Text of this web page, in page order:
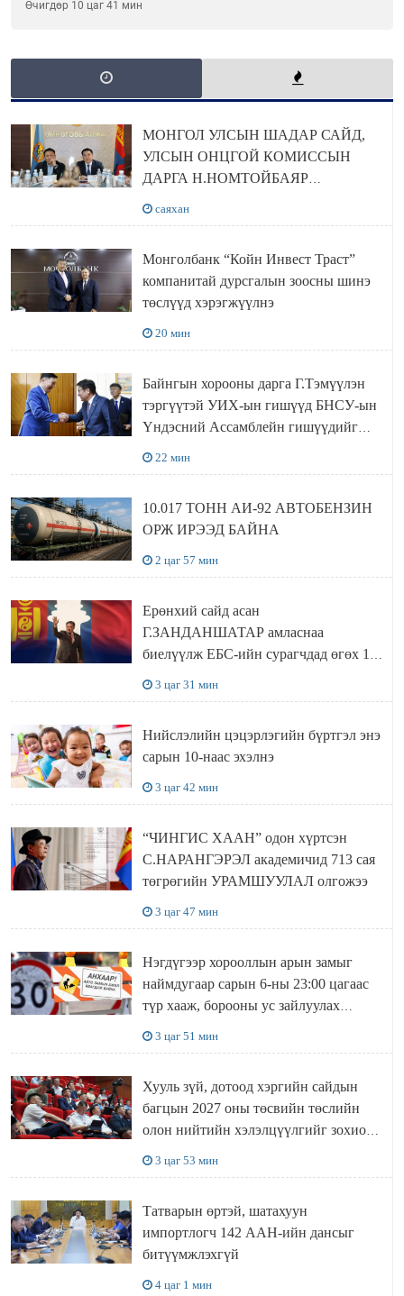
Өчигдөр 10 цаг 41 мин
МОНГОЛ УЛСЫН ШАДАР САЙД,
УЛСЫН ОНЦГОЙ КОМИССЫН
ДАРГА Н.НОМТОЙБАЯР
саяхан
Монголбанк “Койн Инвест Траст”
компанитай дурсгалын зоосны шинэ
төслүүд хэрэгжүүлнэ
20 мин
Байнгын хорооны дарга Г.Тэмүүлэн
тэргүүтэй УИХ-ын гишүүд БНСУ-ын
Үндэсний Ассамблейн гишүүдийг
22 мин
10.017 ТОНН АИ-92 АВТОБЕНЗИН
ОРЖ ИРЭЭД БАЙНА
2 цаг 57 мин
Ерөнхий сайд асан
Г.ЗАНДАНШАТАР амласнаа
биелүүлж ЕБС-ийн сурагчдад өгөх 10.
3 цаг 31 мин
Нийслэлийн цэцэрлэгийн бүртгэл энэ
сарын 10-наас эхэлнэ
3 цаг 42 мин
“ЧИНГИС ХААН” одон хүртсэн
С.НАРАНГЭРЭЛ академичид 713 сая
төгрөгийн УРАМШУУЛАЛ олгожээ
3 цаг 47 мин
Нэгдүгээр хорооллын арын замыг
наймдугаар сарын 6-ны 23:00 цагаас
түр хааж, борооны ус зайлуулах
3 цаг 51 мин
Хууль зүй, дотоод хэргийн сайдын
багцын 2027 оны төсвийн төслийн
олон нийтийн хэлэлцүүлгийг зохион
3 цаг 53 мин
Татварын өртэй, шатахуун
импортлогч 142 ААН-ийн дансыг
битүүмжлэхгүй
4 цаг 1 мин